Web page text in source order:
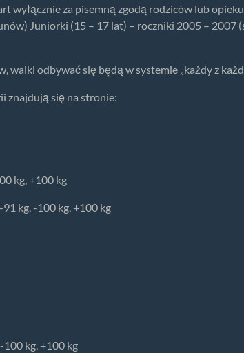
wyłącznie za pisemną zgodą rodziców lub
Juniorki (15 – 17 lat) – roczniki 2005 – 2007
odbywać się będą w systemie „każdy z
znajdują się na stronie:
kg, +100 kg
kg, -100 kg, +100 kg
100 kg, +100 kg